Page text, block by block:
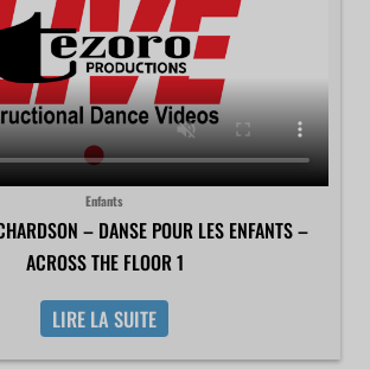
Enfants
– DANSE POUR LES ENFANTS –
ACROSS THE FLOOR 1
LIRE LA SUITE